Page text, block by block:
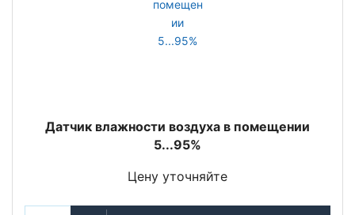
Датчик влажности воздуха в помещении
5...95%
Цену уточняйте